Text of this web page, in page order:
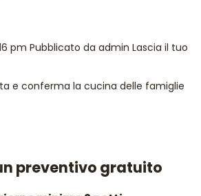
pm Pubblicato daadmin Lascia il tuo
e conferma la cucina delle famiglie
preventivo gratuito